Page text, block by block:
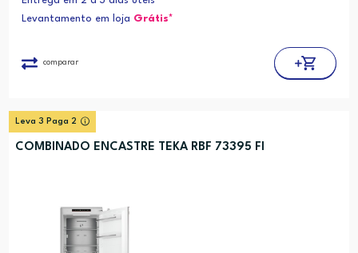
Levantamento em loja Grátis*
comparar
Leva 3 Paga 2
COMBINADO ENCASTRE TEKA RBF 73395 FI